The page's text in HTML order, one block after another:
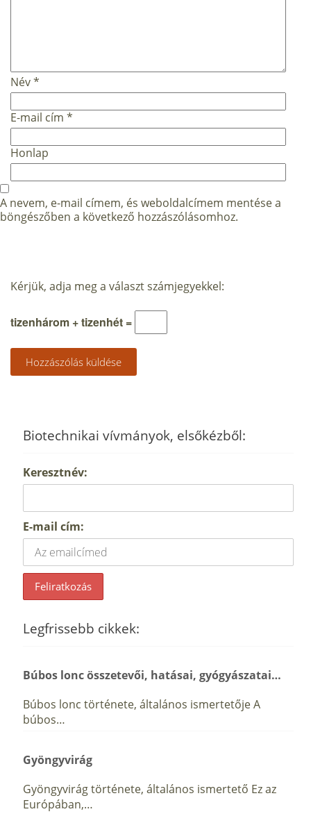
Név*
E-mail cím *
Honlap
A nevem, e-mail címem, és weboldalcímem mentése a
böngészőben a következő hozzászólásomhoz.
Kérjük, adja meg a választ számjegyekkel:
tizenhárom + tizenhét =
Biotechnikai vívmányok, elsőkézből:
Keresztnév:
E-mail cím:
Legfrissebb cikkek:
Búbos lonc összetevői, hatásai, gyógyászatai…
Búbos lonc története, általános ismertetője A
búbos…
Gyöngyvirág
Gyöngyvirág története, általános ismertető Ez az
Európában,…